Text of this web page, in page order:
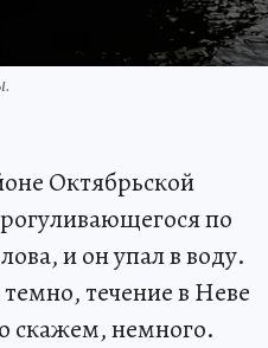
Октябрьской
по
и он упал в воду.
течение в Неве
скажем, немного.